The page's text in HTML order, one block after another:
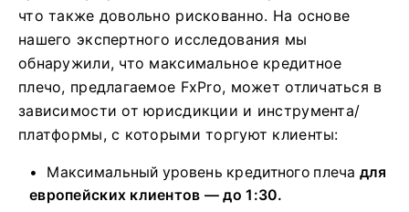
что также довольно рискованно. На основе
нашего экспертного исследования мы
обнаружили, что максимальное кредитное
плечо, предлагаемое FxPro, может отличаться в
зависимости от юрисдикции и инструмента/
платформы, с которыми торгуют клиенты:
Максимальный уровень кредитного плеча для
европейских клиентов — до 1:30.